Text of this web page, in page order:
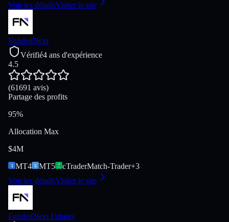
Voir les détailsVisiter le site
FundedNext
Vérifié4 ans d'expérience
4.5
(61691 avis)
Partage des profits
95%
Allocation Max
$4M
MT4
MT5 cTraderMatch-Trader+3
Voir les détailsVisiter le site
FundedNext Futures